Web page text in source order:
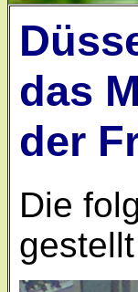
das
der
Die
gestellt